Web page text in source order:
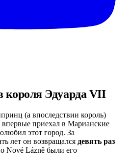
короля Эдуарда VII
(а впоследствии король)
приехал в Марианские
этот город. За
лет он возвращался девять раз
Nové Lázně были его